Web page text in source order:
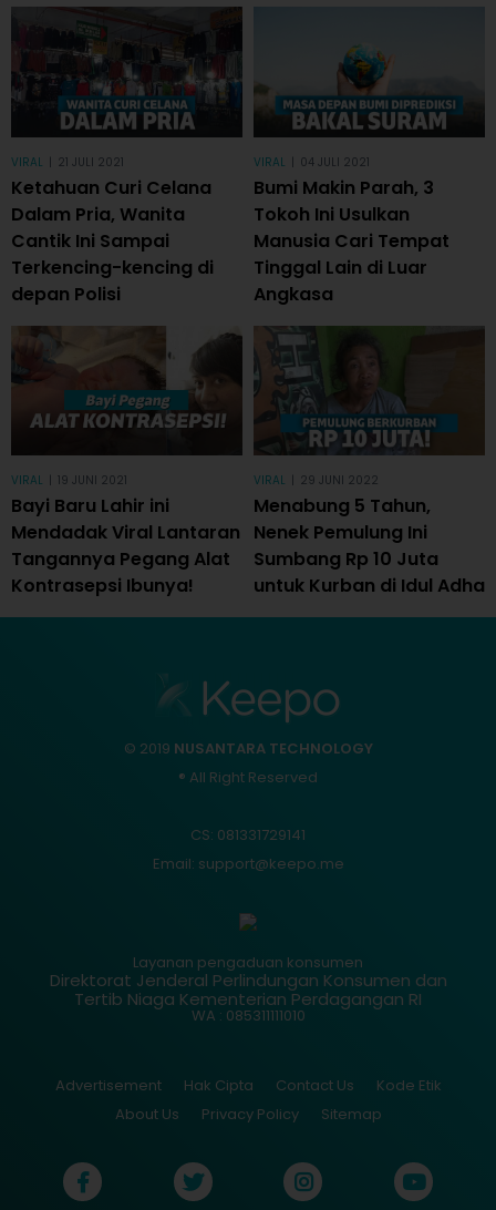
VIRAL | 21 JULI 2021
Ketahuan Curi Celana
Dalam Pria, Wanita
Cantik Ini Sampai
Terkencing-kencing di
depan Polisi
VIRAL | 04 JULI 2021
Bumi Makin Parah, 3
Tokoh Ini Usulkan
Manusia Cari Tempat
Tinggal Lain di Luar
Angkasa
VIRAL 19 JUNI 2021
Bayi Baru Lahir ini
Mendadak Viral Lantaran
Tangannya Pegang Alat
Kontrasepsi Ibunya!
VIRAL 29 JUNI 2022
Menabung 5 Tahun,
Nenek Pemulung Ini
Sumbang Rp 10 Juta
untuk Kurban di Idul Adha
© 2019 NUSANTARA TECHNOLOGY
® All Right Reserved
CS: 081331729141
Email: support@keepo.me
Layanan pengaduan konsumen
Direktorat Jenderal Perlindungan Konsumen dan
Tertib Niaga Kementerian Perdagangan RI
WA : 085311111010
Advertisement Hak Cipta Contact Us
Kode Etik
About Us
Privacy Policy Sitemap